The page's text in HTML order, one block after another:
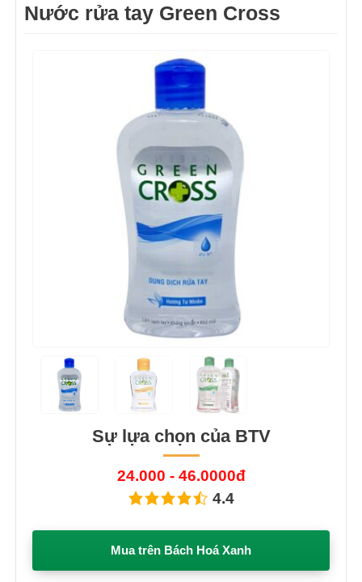
Nước rửa tay Green Cross
Sự lựa chọn của BTV
24.000 - 46.0000đ
4.4
Mua trên Bách Hoá Xanh